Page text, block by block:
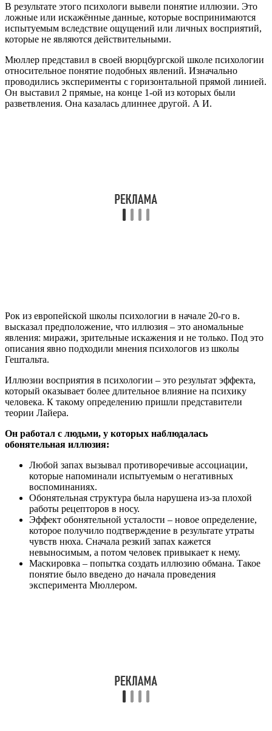
В результате этого психологи вывели понятие иллюзии. Это
ложные или искажённые данные, которые воспринимаются
испытуемым вследствие ощущений или личных восприятий,
которые не являются действительными.
Мюллер представил в своей вюрцбургской школе психологии
относительное понятие подобных явлений. Изначально
проводились эксперименты с горизонтальной прямой линией.
Он выставил 2 прямые, на конце 1-ой из которых были
разветвления. Она казалась длиннее другой. А И.
Рок из европейской школы психологии в начале 20-го в.
высказал предположение, что иллюзия – это аномальные
явления: миражи, зрительные искажения и не только. Под это
описания явно подходили мнения психологов из школы
Гештальта.
Иллюзии восприятия в психологии – это результат эффекта,
который оказывает более длительное влияние на психику
человека. К такому определению пришли представители
теории Лайера.
Он работал с людьми, у которых наблюдалась
обонятельная иллюзия:
Любой запах вызывал противоречивые ассоциации,
которые напоминали испытуемым о негативных
воспоминаниях.
Обонятельная структура была нарушена из-за плохой
работы рецепторов в носу.
Эффект обонятельной усталости – новое определение,
которое получило подтверждение в результате утраты
чувств нюха. Сначала резкий запах кажется
невыносимым, а потом человек привыкает к нему.
Маскировка – попытка создать иллюзию обмана. Такое
понятие было введено до начала проведения
эксперимента Мюллером.